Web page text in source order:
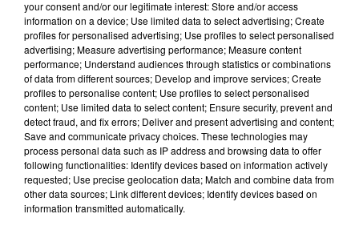
podcasts/2024/06/PIERRE-CASTOR-11.06-–-
your consent and/or our legitimate interest: Store and/or access
information on a device; Use limited data to select advertising; Create
profiles for personalised advertising; Use profiles to select personalised
advertising; Measure advertising performance; Measure content
performance; Understand audiences through statistics or combinations
of data from different sources; Develop and improve services; Create
profiles to personalise content; Use profiles to select personalised
content; Use limited data to select content; Ensure security, prevent and
detect fraud, and fix errors; Deliver and present advertising and content;
Save and communicate privacy choices. These technologies may
process personal data such as IP address and browsing data to offer
following functionalities: Identify devices based on information actively
requested; Use precise geolocation data; Match and combine data from
other data sources; Link different devices; Identify devices based on
information transmitted automatically.